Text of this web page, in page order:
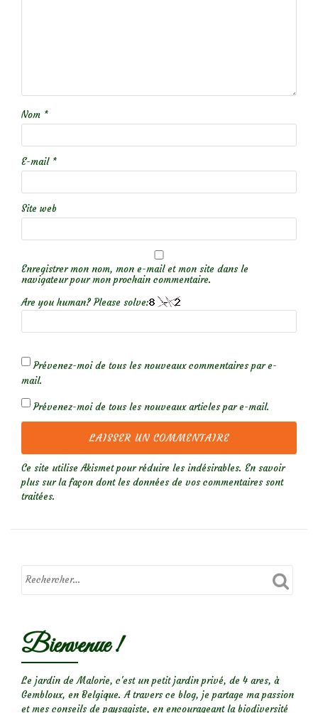
Nom *
E-mail *
Site web
Enregistrer mon nom, mon e-mail et mon site dans le
navigateur pour mon prochain commentaire.
Are you human? Please solve:
Prévenez-moi de tous les nouveaux commentaires par e-
mail.
Prévenez-moi de tous les nouveaux articles par e-mail.
Ce site utilise Akismet pour réduire les indésirables. En savoir
plus sur la façon dont les données de vos commentaires sont
traitées.
Bienvenue !
Le jardin de Malorie, c'est un petit jardin privé, de 4 ares, à
Gembloux, en Belgique. A travers ce blog, je partage ma passion
et mes conseils de paysagiste, en encourageant la biodiversité